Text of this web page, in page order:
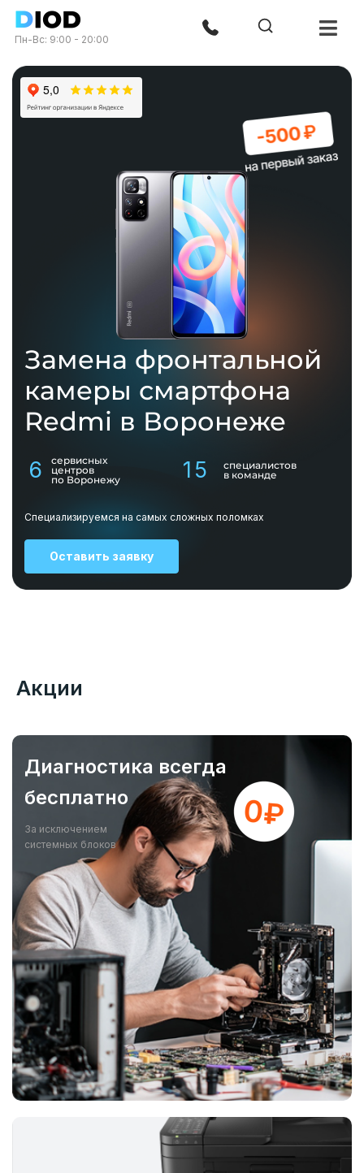
Пн-Вс: 9:00 - 20:00
Замена фронтальной
камеры смартфона
Redmi в Воронеже
6
сервисных
центров
по Воронежу
15
специалистов
в команде
Специализируемся на самых сложных поломках
Оставить заявку
Акции
Диагностика всегда
бесплатно
За исключением
системных блоков